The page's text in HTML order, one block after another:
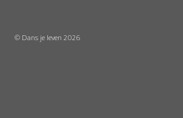
© Dans je leven 2026